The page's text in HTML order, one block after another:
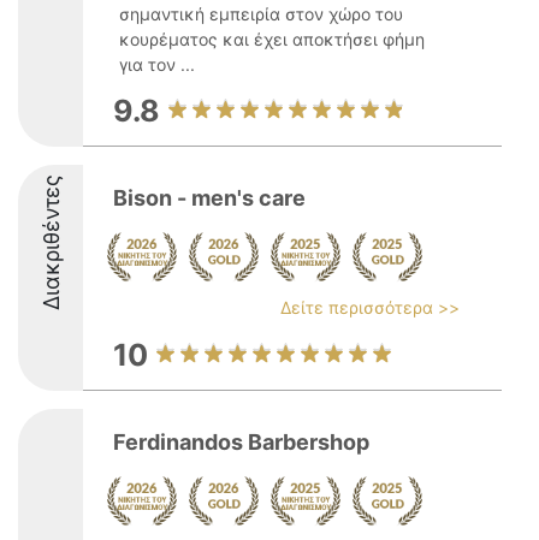
σημαντική εμπειρία στον χώρο του
κουρέματος και έχει αποκτήσει φήμη
για τον ...
9.8
Διακριθέντες Bison - men's care
Δείτε περισσότερα >>
10
Ferdinandos Barbershop